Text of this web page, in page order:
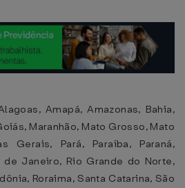
Amapá, Amazonas, Bahia,
Maranhão, Mato Grosso, Mato
Gerais, Pará, Paraíba, Paraná,
de Janeiro, Rio Grande do Norte,
Roraima, Santa Catarina, São